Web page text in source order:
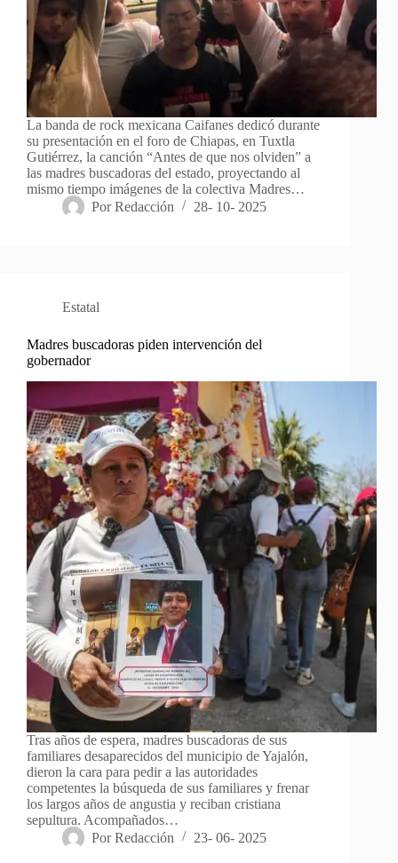
La banda de rock mexicana Caifanes dedicó durante
su presentación en el foro de Chiapas, en Tuxtla
Gutiérrez, la canción “Antes de que nos olviden” a
las madres buscadoras del estado, proyectando al
mismo tiempo imágenes de la colectiva Madres…
Por Redacción 28- 10- 2025
Estatal
Madres buscadoras piden intervención del
gobernador
Tras años de espera, madres buscadoras de sus
familiares desaparecidos del municipio de Yajalón,
dieron la cara para pedir a las autoridades
competentes la búsqueda de sus familiares y frenar
los largos años de angustia y reciban cristiana
sepultura. Acompañados…
Por Redacción 23- 06- 2025